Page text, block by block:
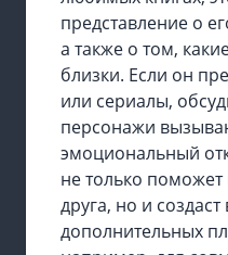
представление о
а также о том,
близки. Если он
или сериалы,
персонажи
эмоциональный
не только
друга, но и
дополнительных